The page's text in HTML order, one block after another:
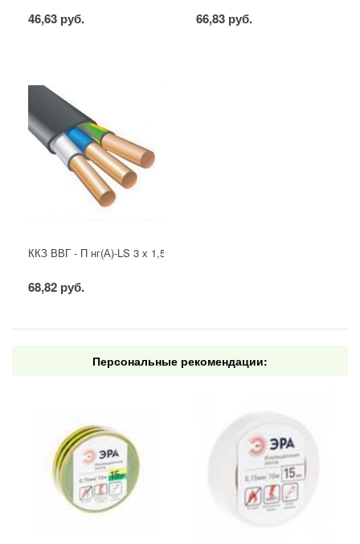
46,63 руб. 66,83 руб.
ККЗ ВВГ - П нг(А)-LS 3 х 1,5 ГОСТ
68,82 руб.
Персональные рекомендации: